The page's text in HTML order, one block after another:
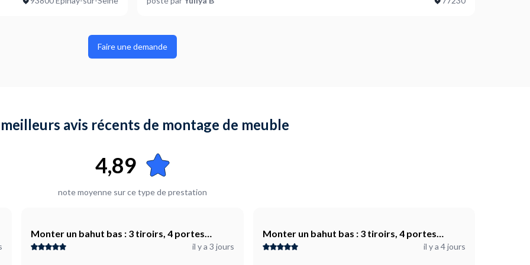
Canapé: 1
Non
Où en êtes-vous dans votre projet ?
Faire une demande
meilleurs avis récents de montage de meuble
4,89
note moyenne sur ce type de prestation
Monter un bahut bas : 3 tiroirs, 4 portes
("BonVache")
il y a 3 jours
Monter un bahut bas : 3 tiroirs, 4 portes
("BonVache")
il y a 4 jours